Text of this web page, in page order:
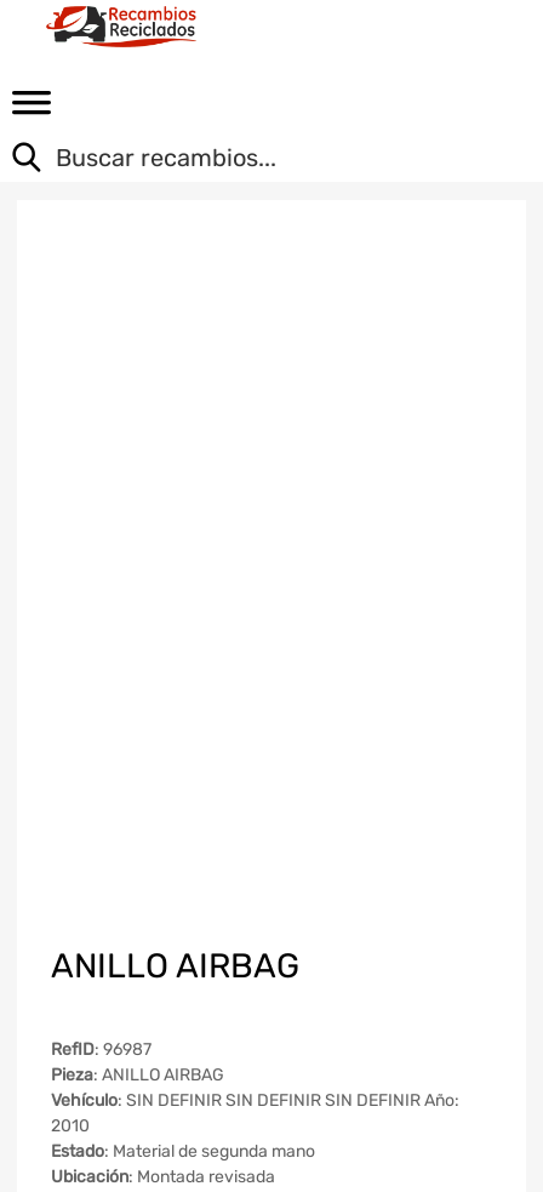
ANILLO AIRBAG
RefID: 96987
Pieza: ANILLO AIRBAG
Vehículo: SIN DEFINIR SIN DEFINIR SIN DEFINIR Año:
2010
Estado: Material de segunda mano
Ubicación: Montada revisada